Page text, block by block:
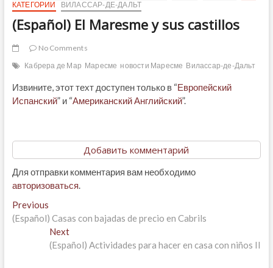
КАТЕГОРИИ
ВИЛАССАР-ДЕ-ДАЛЬТ
(Español) El Maresme y sus castillos
No Comments
Кабрера де Мар Маресме новости Маресме Вилассар-де-Дальт
Извините, этот техт доступен только в “Европейский
Испанский” и “Американский Английский”.
Добавить комментарий
Для отправки комментария вам необходимо
авторизоваться.
Навигация
по
записям
PreviousPrevious
post:
(Español) Casas con bajadas de precio en Cabrils
NextNext
post:
(Español) Actividades para hacer en casa con niños II